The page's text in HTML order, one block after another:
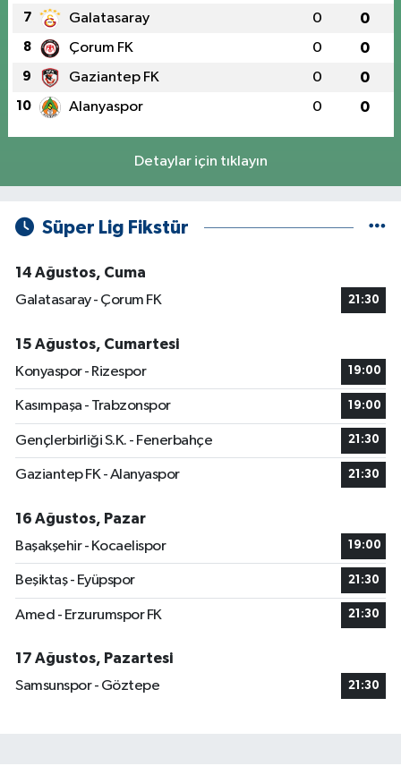
7 Galatasaray 0 0
8 Çorum FK 0 0
9 Gaziantep FK 0 0
10 Alanyaspor 0 0
Detaylar için tıklayın
Süper Lig Fikstür
14 Ağustos, Cuma
Galatasaray - Çorum FK
21:30
15 Ağustos, Cumartesi
Konyaspor - Rizespor
19:00
Kasımpaşa - Trabzonspor 19:00
Gençlerbirliği S.K. - Fenerbahçe 21:30
Gaziantep FK - Alanyaspor 21:30
16 Ağustos, Pazar
Başakşehir - Kocaelispor
19:00
Beşiktaş - Eyüpspor 21:30
Amed - Erzurumspor FK 21:30
17 Ağustos, Pazartesi
Samsunspor - Göztepe
21:30